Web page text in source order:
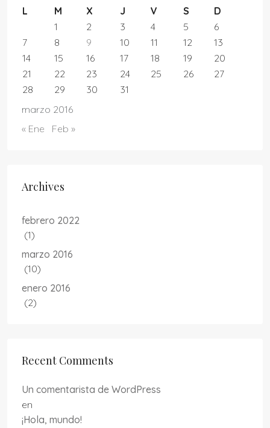
marzo 2016
L M X J V S
D
1
2 3 4 5
6
7
8 9 10 11 12
13
14
15 16 17 18 19
20
21
22 23 24 25 26
27
28
29 30 31
« Ene Feb »
Archives
febrero 2022
(1)
marzo 2016
(10)
enero 2016
(2)
Recent Comments
Un comentarista de WordPress
en
¡Hola, mundo!